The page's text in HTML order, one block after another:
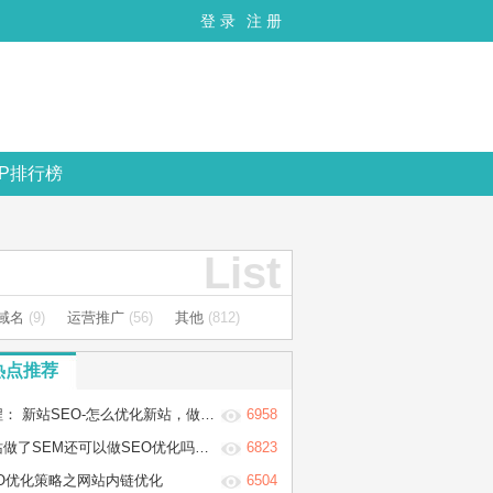
登 录 注 册
排行榜
List
名 (9) 运营推广 (56) 其他 (812)
点推荐
6958
新站SEO-怎么优化新站，做新站的SEO优化步骤
6823
了SEM还可以做SEO优化吗？两者冲突吗？
6504
优化策略之网站内链优化